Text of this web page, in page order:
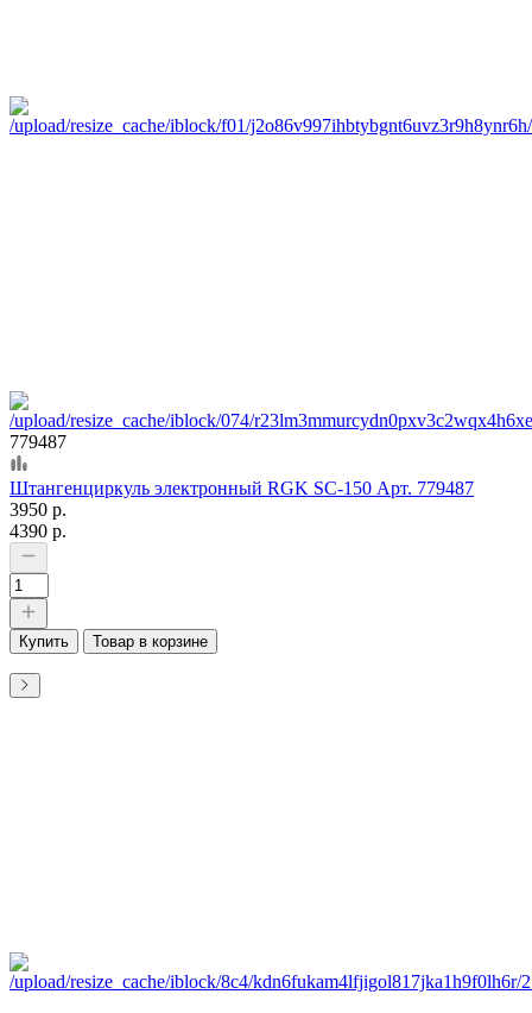
779487
Штангенциркуль электронный RGK SC-150 Арт. 779487
3950 р.
4390 р.
Купить Товар в корзине